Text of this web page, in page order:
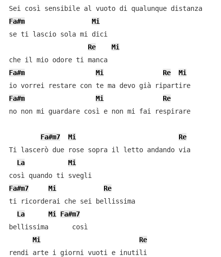
Sei così sensibile al vuoto di qualunque distanza
Fa#m
Mi
se ti lascio sola mi dici
Re
Mi
che il mio odore ti manca
Fa#m
Mi Re
Mi
Fa#m
Mi
Re
no non mi guardare così e non mi fai respirare
Fa#m7 Mi
Re
Ti lascerò due rose sopra il letto andando via
La
Mi
Fa#m7
Mi
Re
ti ricorderai che sei bellissima
La
Mi
Fa#m7
bellissima      così
Mi
Re
rendi arte i giorni vuoti e inutili